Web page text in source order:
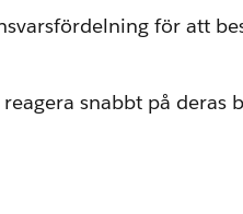
för att
snabbt på deras